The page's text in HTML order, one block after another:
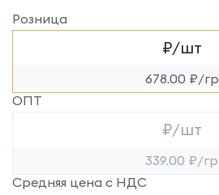
Розница
₽/шт
678.00 ₽/гр
ОПТ
₽/шт
339.00 ₽/гр
Средняя цена с НДС